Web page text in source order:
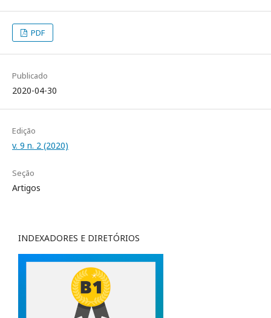
PDF
Publicado
2020-04-30
Edição
v. 9 n. 2 (2020)
Seção
Artigos
INDEXADORES E DIRETÓRIOS